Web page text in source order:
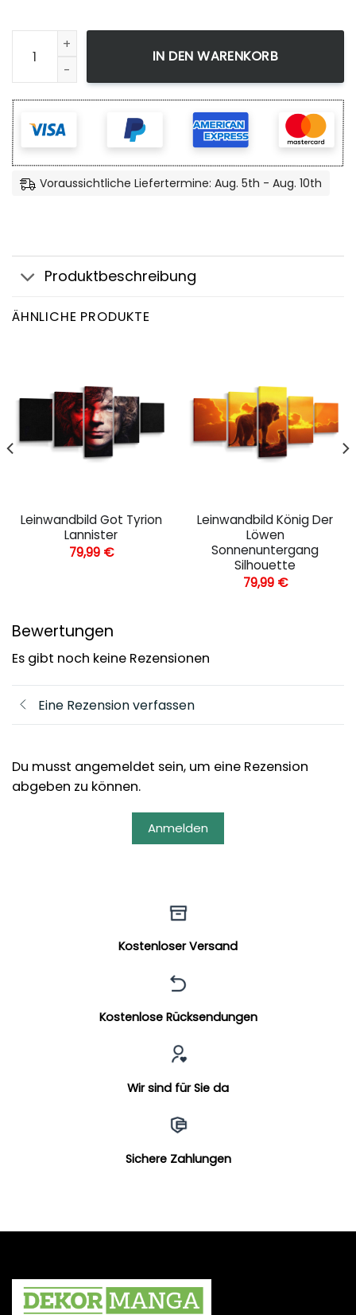
Leinwandbild Deadpool Marvel 3 fertig gerahmt mit
IN DEN WARENKORB
Voraussichtliche Liefertermine: Aug. 5th - Aug. 10th
Produktbeschreibung
ÄHNLICHE PRODUKTE
Leinwandbild Got Tyrion
Lannister
79,99 €
Leinwandbild König Der
Löwen
Sonnenuntergang
Silhouette
79,99 €
Bewertungen
Es gibt noch keine Rezensionen
Eine Rezension verfassen
Du musst angemeldet sein, um eine Rezension
abgeben zu können.
Anmelden
Kostenloser Versand
Kostenlose Rücksendungen
Wir sind für Sie da
Sichere Zahlungen